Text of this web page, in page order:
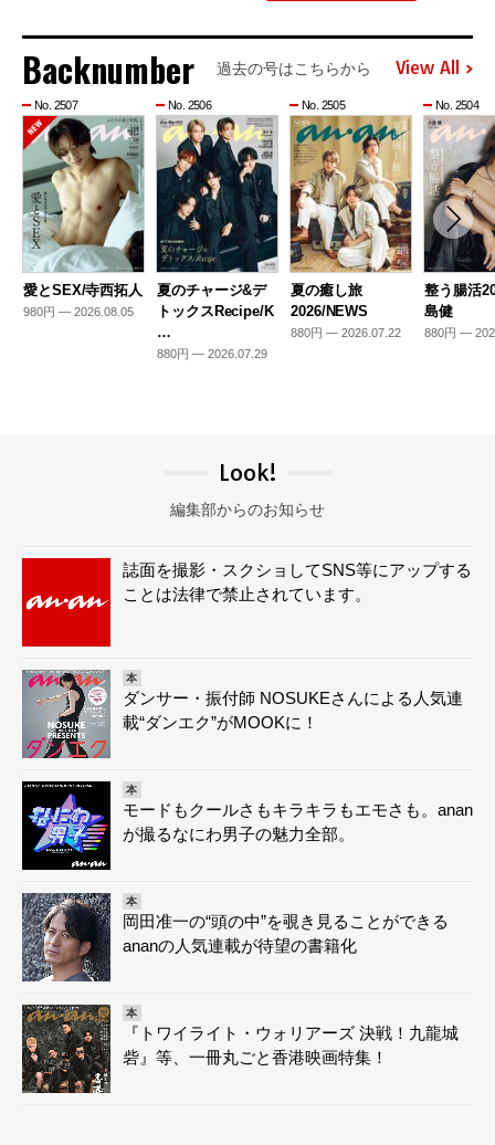
Backnumber 過去の号はこちらから View All
No. 2507
愛とSEX/寺西拓人
980円 — 2026.08.05
No. 2506
夏のチャージ&デ
トックスRecipe/K
…
880円 — 2026.07.29
No. 2505
夏の癒し旅
2026/NEWS
880円 — 2026.07.22
No. 2504
整う腸活
島健
880円 —
Look!
編集部からのお知らせ
誌面を撮影・スクショしてSNS等にアップする
ことは法律で禁止されています。
本
ダンサー・振付師 NOSUKEさんによる人気連
載“ダンエク”がMOOKに！
本
モードもクールさもキラキラもエモさも。anan
が撮るなにわ男子の魅力全部。
本
岡田准一の“頭の中”を覗き見ることができる
ananの人気連載が待望の書籍化
本
『トワイライト・ウォリアーズ 決戦！九龍城
砦』等、一冊丸ごと香港映画特集！